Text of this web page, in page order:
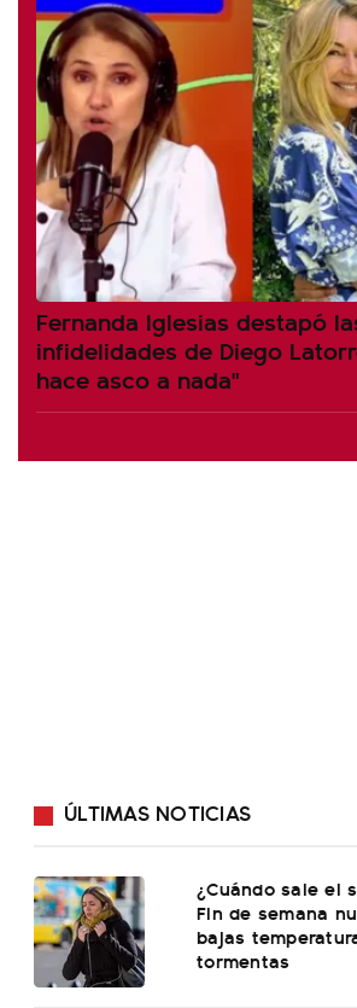
Fernanda Iglesias destapó
infidelidades de Diego
hace asco a nada"
ÚLTIMAS NOTICIAS
¿Cuándo sale el
Fin de semana
bajas
tormentas